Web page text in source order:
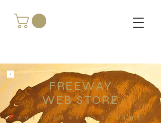
FREEWAY
WEB STORE
​ＡＭＥＲＩＣＡＮＡ ＣＬＯＴＨＩＮＧ